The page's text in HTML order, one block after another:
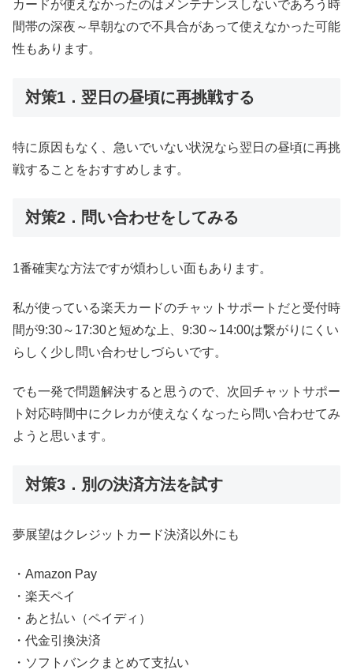
カードが使えなかったのはメンテナンスしないであろう時
間帯の深夜～早朝なので不具合があって使えなかった可能
性もあります。
対策1．翌日の昼頃に再挑戦する
特に原因もなく、急いでいない状況なら翌日の昼頃に再挑
戦することをおすすめします。
対策2．問い合わせをしてみる
1番確実な方法ですが煩わしい面もあります。
私が使っている楽天カードのチャットサポートだと受付時
間が9:30～17:30と短めな上、9:30～14:00は繋がりにくい
らしく少し問い合わせしづらいです。
でも一発で問題解決すると思うので、次回チャットサポー
ト対応時間中にクレカが使えなくなったら問い合わせてみ
ようと思います。
対策3．別の決済方法を試す
夢展望はクレジットカード決済以外にも
・Amazon Pay
・楽天ペイ
・あと払い（ペイディ）
・代金引換決済
・ソフトバンクまとめて支払い